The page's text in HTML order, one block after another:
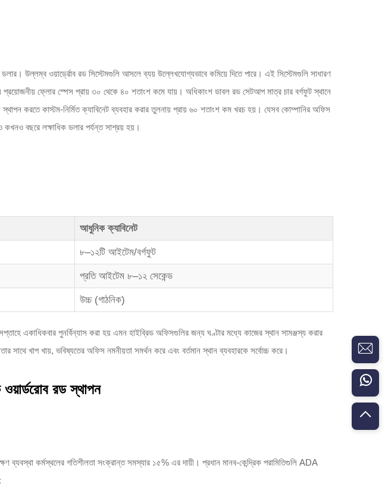
উল্লম্ব ওয়ার্ড্রোব রড সিস্টেমগুলি আসলে ব্যয় উল্লেখযোগ্যভাবে কমিয়ে দিতে পারে। এই সিস্টেমগুলি সাধারণ
প্রয়োজনীয় ফ্লোর স্পেস প্রায় ৩০ থেকে ৪০ শতাংশ কমে যায়। অধিকাংশ ডাবল রড সেটআপ মাত্র চার বর্গফুট স্থানে
স্থাপন করতে কাস্টম-নির্মিত ক্যাবিনেট ব্যবহার করার তুলনায় প্রায় ৬০ শতাংশ কম খরচ হয়। যেসব কোম্পানির অফিস
কখনও বছরে লক্ষাধিক ডলার পর্যন্ত সাশ্রয় হয়।
আধুনিক ক্যাবিনেট
৮–১২টি আইটেম/বর্গফুট
প্রতি আইটেম ৮–১২ সেকেন্ড
উচ্চ (গাঠনিক)
একাধিকবার পুনর্বিন্যাস করা হয় এমন হাইব্রিড অফিসগুলির জন্য ঘণ্টার মধ্যে কাজের স্থান সামঞ্জস্য করার
সাথে খাপ খায়, ভবিষ্যতের অফিস নমনীয়তা সমর্থন করে এবং বর্তমান স্থান ব্যবহারকে সর্বোচ্চ করে।
ওয়ার্ডরোব রড স্থাপন
ব্যবস্থা কর্মস্থলের গতিশীলতা সংক্রান্ত সমস্যার ১৫% এর দায়ী। প্রধান মানব-কেন্দ্রিক পরামিতিগুলি ADA